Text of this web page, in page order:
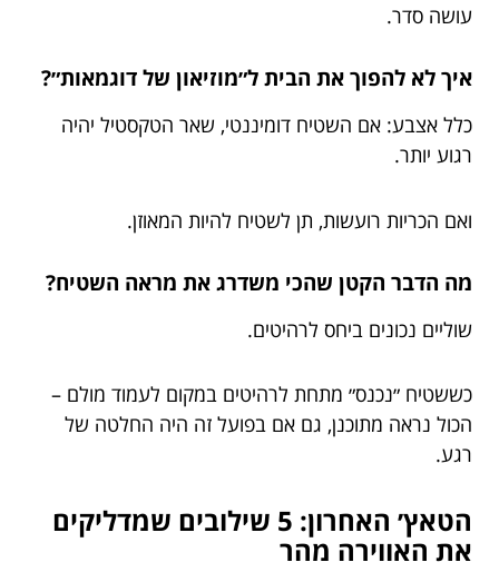
עושה סדר.
איך לא להפוך את הבית ל״מוזיאון של דוגמאות״?
כלל אצבע: אם השטיח דומיננטי, שאר הטקסטיל יהיה
רגוע יותר.
ואם הכריות רועשות, תן לשטיח להיות המאוזן.
מה הדבר הקטן שהכי משדרג את מראה השטיח?
שוליים נכונים ביחס לרהיטים.
כששטיח ״נכנס״ מתחת לרהיטים במקום לעמוד מולם –
הכול נראה מתוכנן, גם אם בפועל זה היה החלטה של
רגע.
הטאץ׳ האחרון: 5 שילובים שמדליקים
את האווירה מהר